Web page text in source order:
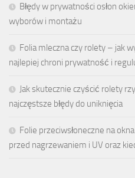
Błędy w prywatności osłon
wyborów i montażu
Folia mleczna czy rolety – jak
najlepiej chroni prywatność i
Jak skutecznie czyścić rolety
najczęstsze błędy do uniknięcia
Folie przeciwsłoneczne na
przed nagrzewaniem i UV oraz